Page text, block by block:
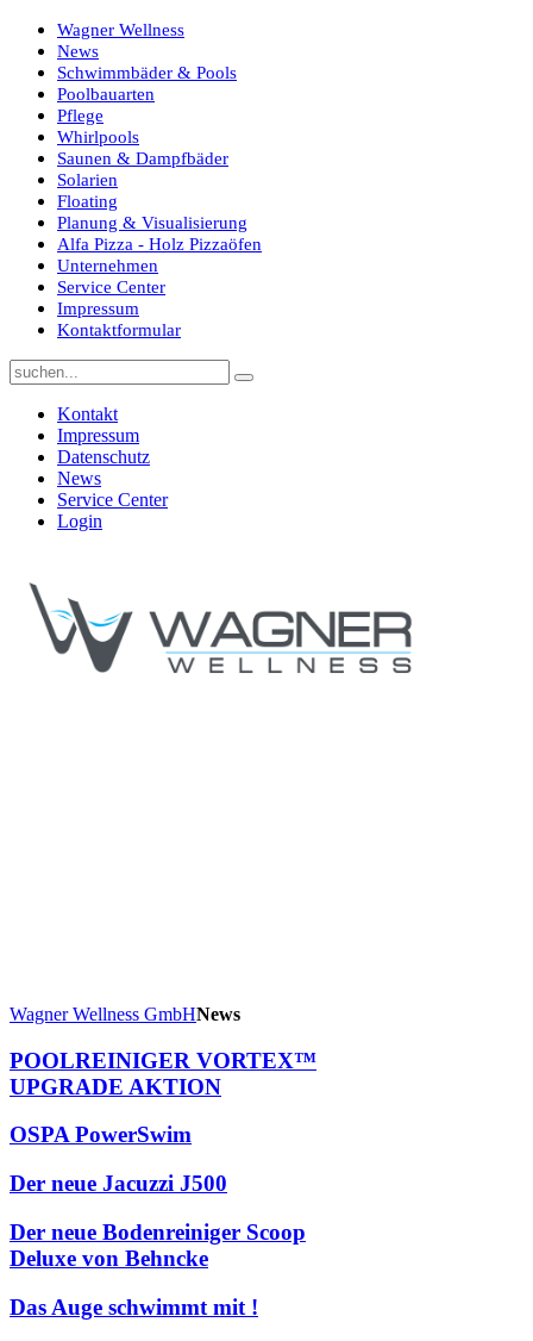
Wagner Wellness
News
Schwimmbäder & Pools
Poolbauarten
Pflege
Whirlpools
Saunen & Dampfbäder
Solarien
Floating
Planung & Visualisierung
Alfa Pizza - Holz Pizzaöfen
Unternehmen
Service Center
Impressum
Kontaktformular
Kontakt
Impressum
Datenschutz
News
Service Center
Login
Wagner Wellness GmbHNews
POOLREINIGER VORTEX™
UPGRADE AKTION
OSPA PowerSwim
Der neue Jacuzzi J500
Der neue Bodenreiniger Scoop
Deluxe von Behncke
Das Auge schwimmt mit !